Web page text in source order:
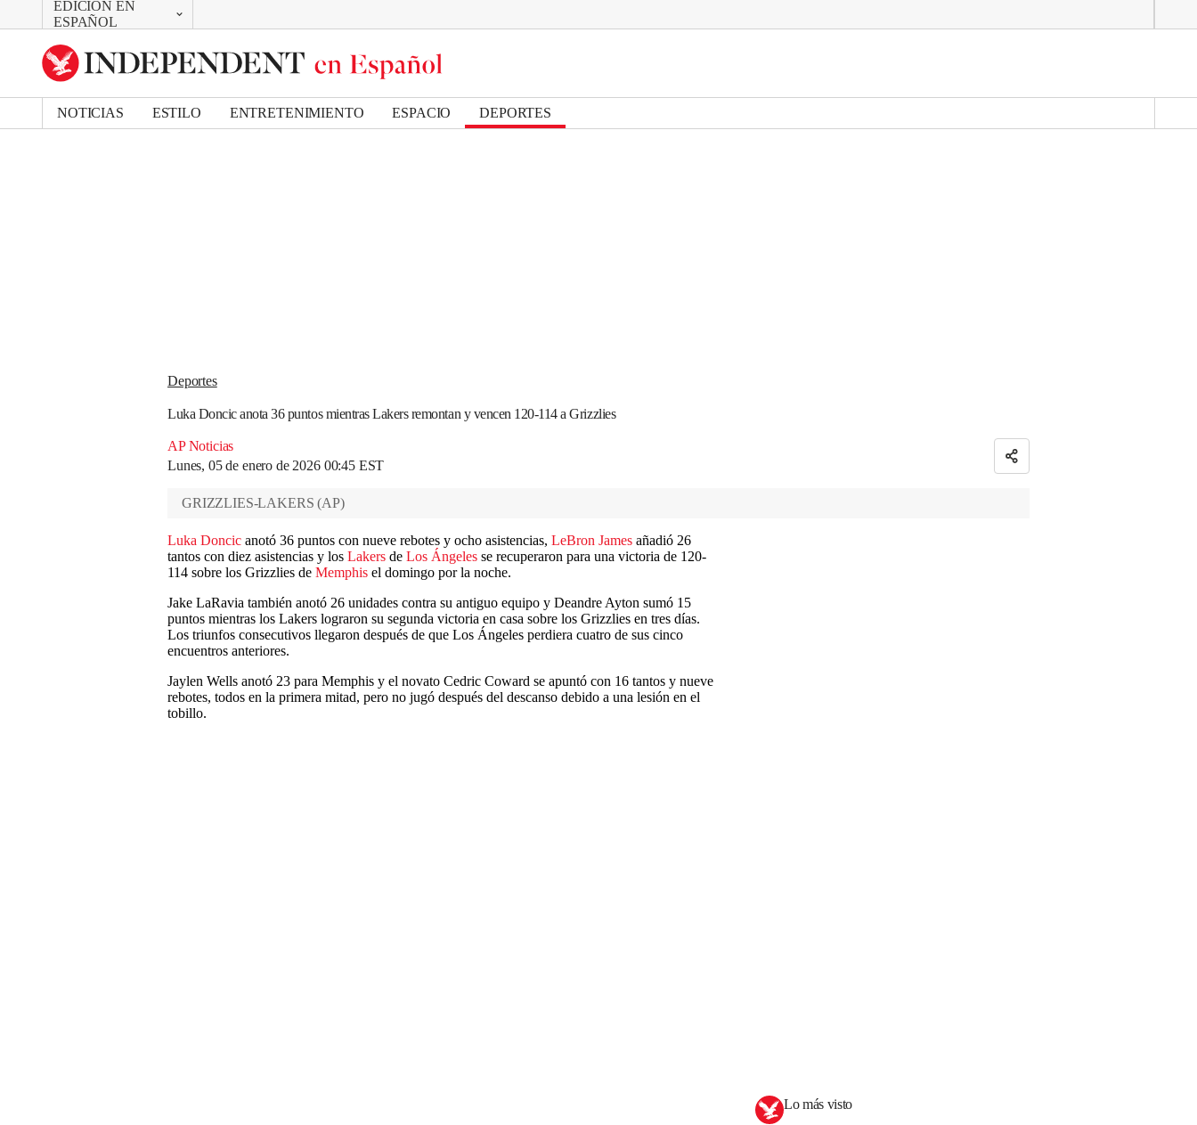
EDICIÓN EN
ESPAÑOL
CAMBIAR
UK Edition
US Edition
NOTICIAS ESTILO ENTRETENIMIENTO ESPACIO DEPORTES
Deportes
Luka Doncic anota 36 puntos mientras Lakers remontan y vencen 120-114 a Grizzlies
AP Noticias
Lunes, 05 de enero de 2026 00:45 EST
Bookmark popover
Removed from bookmarks
Close popover
GRIZZLIES-LAKERS (AP)
Luka Doncic anotó 36 puntos con nueve rebotes y ocho asistencias, LeBron James añadió 26
tantos con diez asistencias y los Lakers de Los Ángeles se recuperaron para una victoria de 120-
114 sobre los Grizzlies de Memphis el domingo por la noche.
Jake LaRavia también anotó 26 unidades contra su antiguo equipo y Deandre Ayton sumó 15
puntos mientras los Lakers lograron su segunda victoria en casa sobre los Grizzlies en tres días.
Los triunfos consecutivos llegaron después de que Los Ángeles perdiera cuatro de sus cinco
encuentros anteriores.
Jaylen Wells anotó 23 para Memphis y el novato Cedric Coward se apuntó con 16 tantos y nueve
rebotes, todos en la primera mitad, pero no jugó después del descanso debido a una lesión en el
tobillo.
Lo más visto